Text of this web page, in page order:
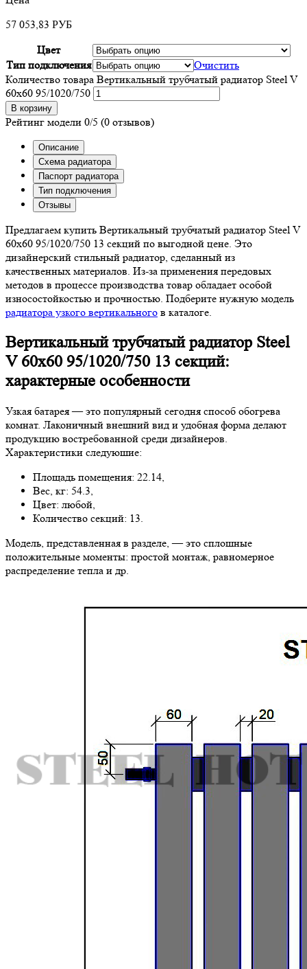
57 053,83 РУБ
Цвет
Тип подключения
Очистить
Количество товара Вертикальный трубчатый радиатор Steel V
60х60 95/1020/750
В корзину
Рейтинг модели 0/5 (0 отзывов)
Описание
Схема радиатора
Паспорт радиатора
Тип подключения
Отзывы
Предлагаем купить Вертикальный трубчатый радиатор Steel V
60х60 95/1020/750 13 секций по выгодной цене. Это
дизайнерский стильный радиатор, сделанный из
качественных материалов. Из-за применения передовых
методов в процессе производства товар обладает особой
износостойкостью и прочностью. Подберите нужную модель
радиатора узкого вертикального в каталоге.
Вертикальный трубчатый радиатор Steel
V 60х60 95/1020/750 13 секций:
характерные особенности
Узкая батарея — это популярный сегодня способ обогрева
комнат. Лаконичный внешний вид и удобная форма делают
продукцию востребованной среди дизайнеров.
Характеристики следуюшие:
Площадь помещения: 22.14,
Вес, кг: 54.3,
Цвет: любой,
Количество секций: 13.
Модель, представленная в разделе, — это сплошные
положительные моменты: простой монтаж, равномерное
распределение тепла и др.